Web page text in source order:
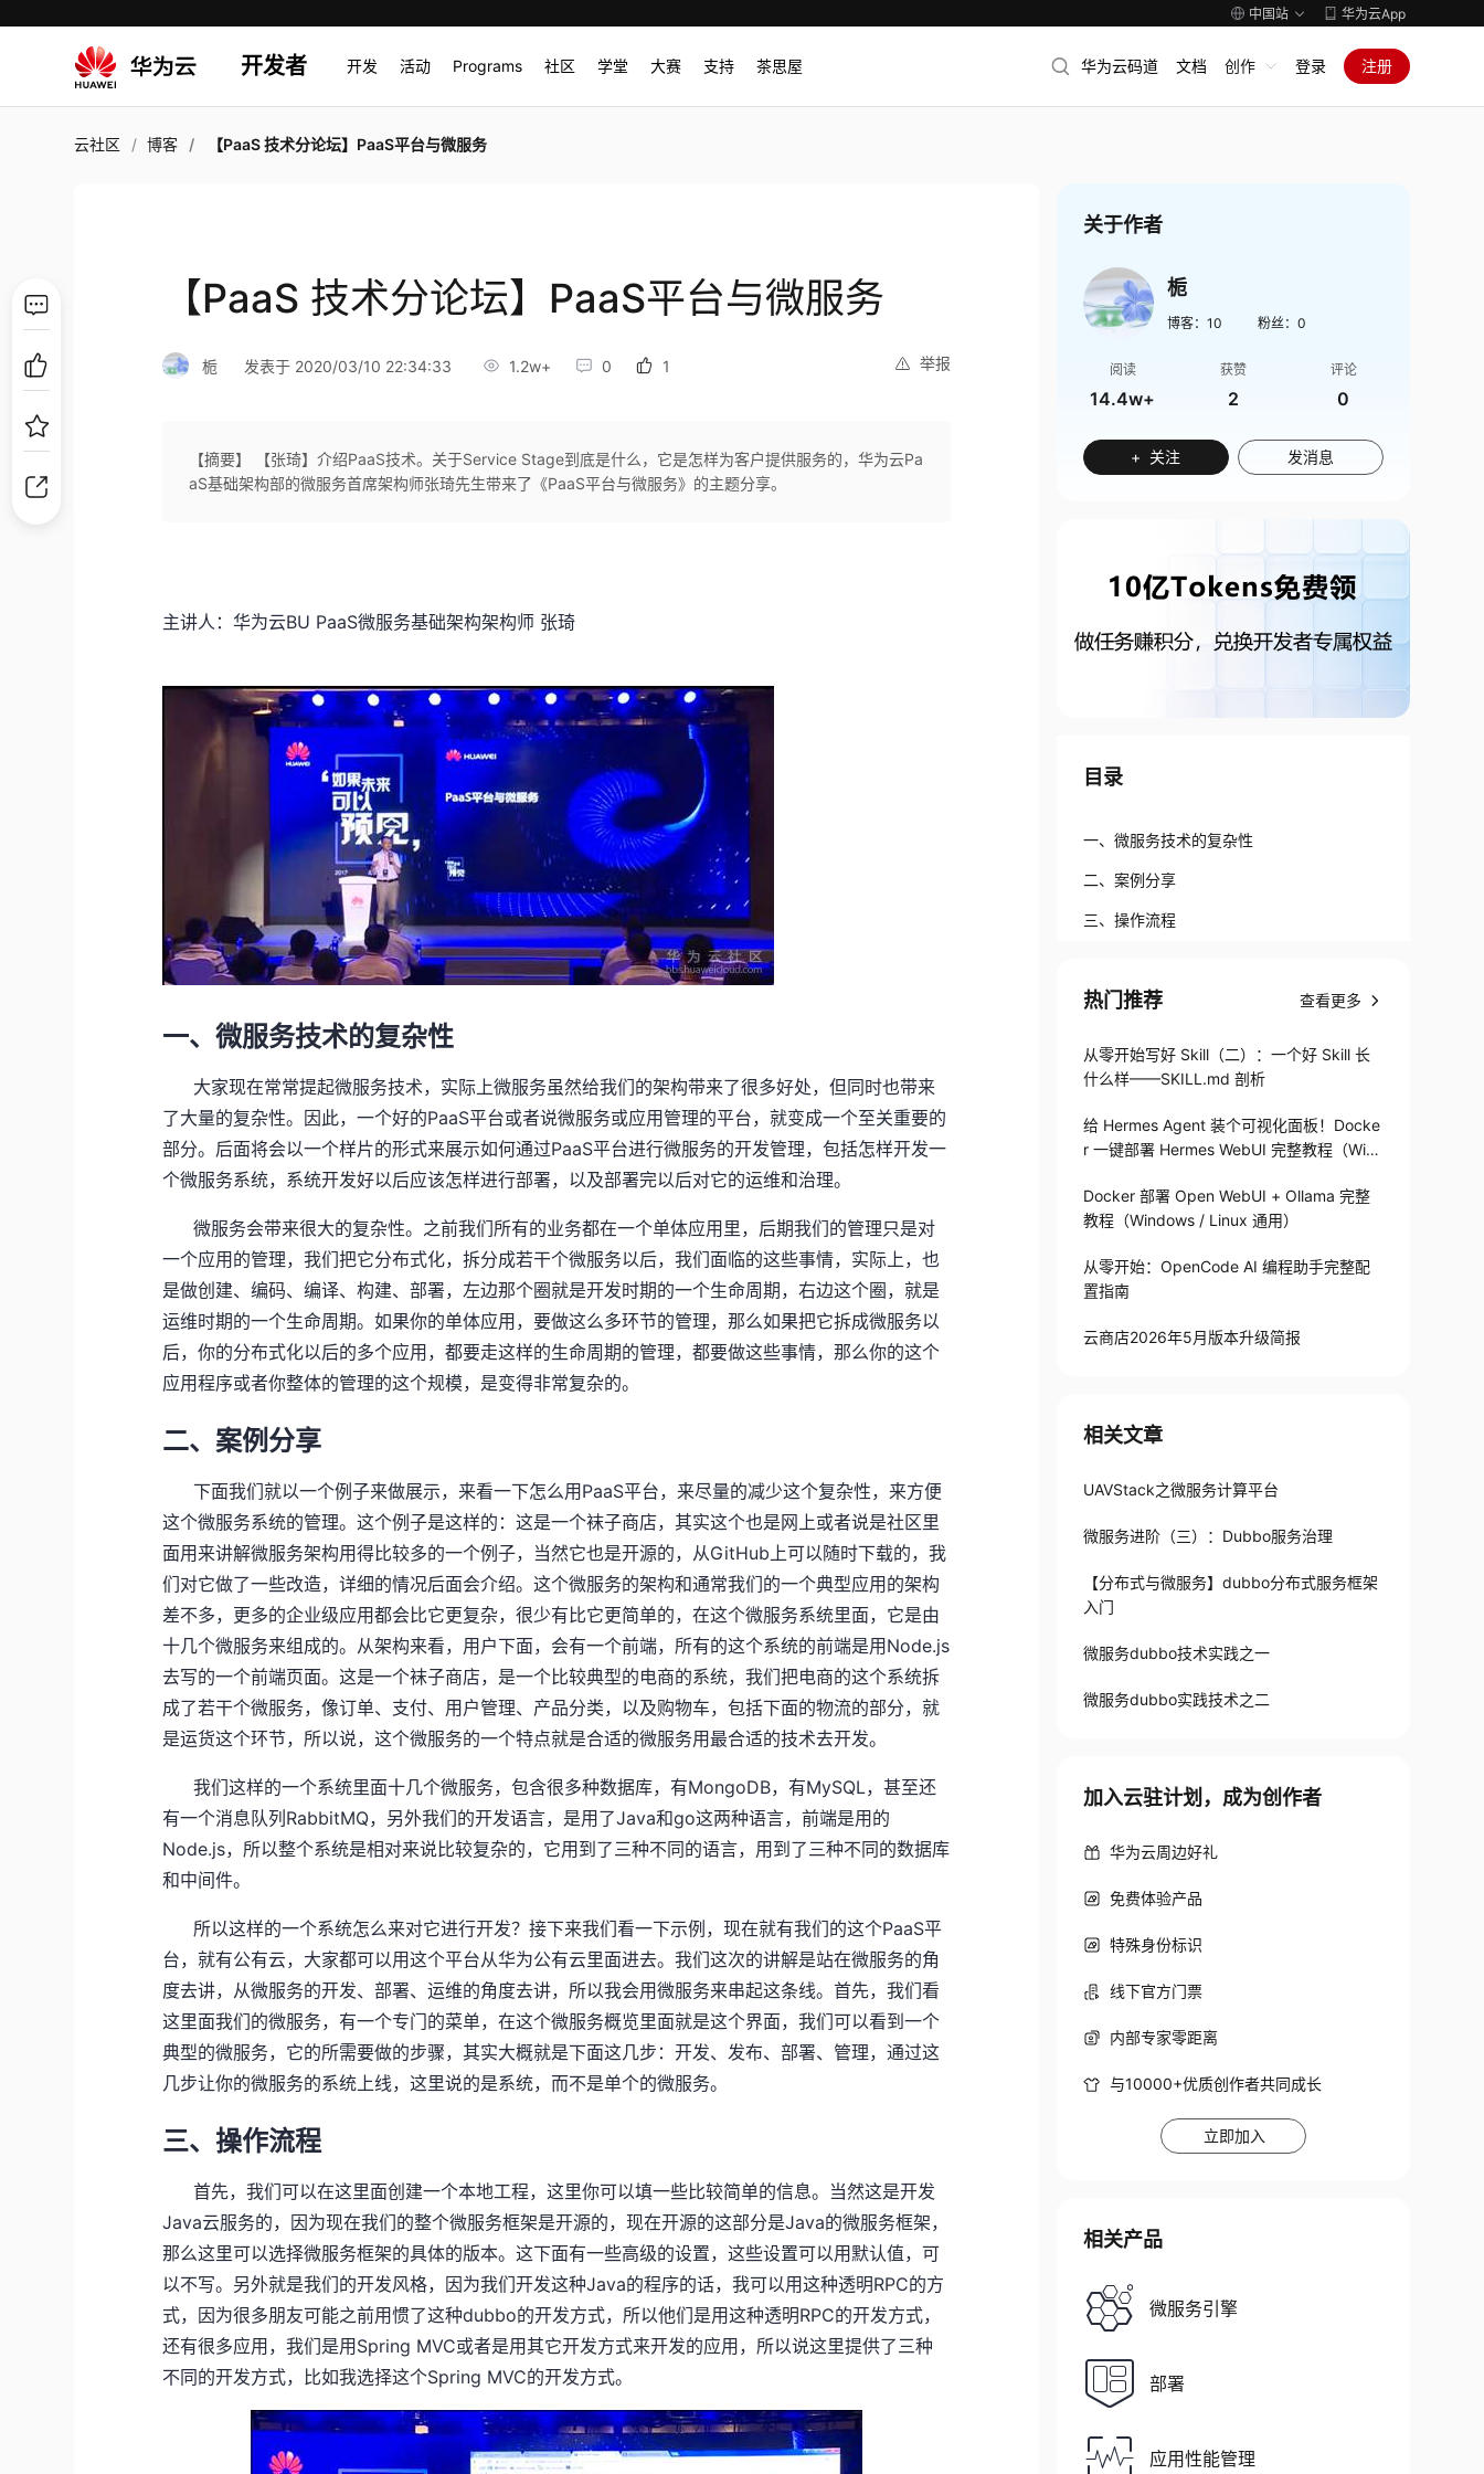
中国站 华为云App
开发者 开发 活动 Programs 社区 学堂 大赛 支持 茶思屋 华为云码道 文档 创作 登录 注册
云社区 博客 【PaaS 技术分论坛】PaaS平台与微服务
【PaaS 技术分论坛】PaaS平台与微服务
举报
栀 发表于 2020/03/10 22:34:33 1.2w+ 0 1
【摘要】 【张琦】介绍PaaS技术。关于Service Stage到底是什么，它是怎样为客户提供服务的，华为云Pa
aS基础架构部的微服务首席架构师张琦先生带来了《PaaS平台与微服务》的主题分享。
主讲人：华为云BU PaaS微服务基础架构架构师 张琦
一、微服务技术的复杂性
大家现在常常提起微服务技术，实际上微服务虽然给我们的架构带来了很多好处，但同时也带来
了大量的复杂性。因此，一个好的PaaS平台或者说微服务或应用管理的平台，就变成一个至关重要的
部分。后面将会以一个样片的形式来展示如何通过PaaS平台进行微服务的开发管理，包括怎样开发一
个微服务系统，系统开发好以后应该怎样进行部署，以及部署完以后对它的运维和治理。
微服务会带来很大的复杂性。之前我们所有的业务都在一个单体应用里，后期我们的管理只是对
一个应用的管理，我们把它分布式化，拆分成若干个微服务以后，我们面临的这些事情，实际上，也
是做创建、编码、编译、构建、部署，左边那个圈就是开发时期的一个生命周期，右边这个圈，就是
运维时期的一个生命周期。如果你的单体应用，要做这么多环节的管理，那么如果把它拆成微服务以
后，你的分布式化以后的多个应用，都要走这样的生命周期的管理，都要做这些事情，那么你的这个
应用程序或者你整体的管理的这个规模，是变得非常复杂的。
二、案例分享
下面我们就以一个例子来做展示，来看一下怎么用PaaS平台，来尽量的减少这个复杂性，来方便
这个微服务系统的管理。这个例子是这样的：这是一个袜子商店，其实这个也是网上或者说是社区里
面用来讲解微服务架构用得比较多的一个例子，当然它也是开源的，从GitHub上可以随时下载的，我
们对它做了一些改造，详细的情况后面会介绍。这个微服务的架构和通常我们的一个典型应用的架构
差不多，更多的企业级应用都会比它更复杂，很少有比它更简单的，在这个微服务系统里面，它是由
十几个微服务来组成的。从架构来看，用户下面，会有一个前端，所有的这个系统的前端是用Node.js
去写的一个前端页面。这是一个袜子商店，是一个比较典型的电商的系统，我们把电商的这个系统拆
成了若干个微服务，像订单、支付、用户管理、产品分类，以及购物车，包括下面的物流的部分，就
是运货这个环节，所以说，这个微服务的一个特点就是合适的微服务用最合适的技术去开发。
我们这样的一个系统里面十几个微服务，包含很多种数据库，有MongoDB，有MySQL，甚至还
有一个消息队列RabbitMQ，另外我们的开发语言，是用了Java和go这两种语言，前端是用的
Node.js，所以整个系统是相对来说比较复杂的，它用到了三种不同的语言，用到了三种不同的数据库
和中间件。
所以这样的一个系统怎么来对它进行开发？接下来我们看一下示例，现在就有我们的这个PaaS平
台，就有公有云，大家都可以用这个平台从华为公有云里面进去。我们这次的讲解是站在微服务的角
度去讲，从微服务的开发、部署、运维的角度去讲，所以我会用微服务来串起这条线。首先，我们看
这里面我们的微服务，有一个专门的菜单，在这个微服务概览里面就是这个界面，我们可以看到一个
典型的微服务，它的所需要做的步骤，其实大概就是下面这几步：开发、发布、部署、管理，通过这
几步让你的微服务的系统上线，这里说的是系统，而不是单个的微服务。
三、操作流程
首先，我们可以在这里面创建一个本地工程，这里你可以填一些比较简单的信息。当然这是开发
Java云服务的，因为现在我们的整个微服务框架是开源的，现在开源的这部分是Java的微服务框架，
那么这里可以选择微服务框架的具体的版本。这下面有一些高级的设置，这些设置可以用默认值，可
以不写。另外就是我们的开发风格，因为我们开发这种Java的程序的话，我可以用这种透明RPC的方
式，因为很多朋友可能之前用惯了这种dubbo的开发方式，所以他们是用这种透明RPC的开发方式，
还有很多应用，我们是用Spring MVC或者是用其它开发方式来开发的应用，所以说这里提供了三种
不同的开发方式，比如我选择这个Spring MVC的开发方式。
关于作者
栀
博客： 10 粉丝： 0
阅读
14.4w+
获赞
2
评论
0
+ 关注 发消息
目录
一、微服务技术的复杂性
二、案例分享
三、操作流程
热门推荐 查看更多
从零开始写好 Skill（二）：一个好 Skill 长
什么样——SKILL.md 剖析
给 Hermes Agent 装个可视化面板！Docke
r 一键部署 Hermes WebUI 完整教程（Win
Docker 部署 Open WebUI + Ollama 完整
教程（Windows / Linux 通用）
从零开始：OpenCode AI 编程助手完整配
置指南
云商店2026年5月版本升级简报
相关文章
UAVStack之微服务计算平台
微服务进阶（三）：Dubbo服务治理
【分布式与微服务】dubbo分布式服务框架
入门
微服务dubbo技术实践之一
微服务dubbo实践技术之二
加入云驻计划，成为创作者
华为云周边好礼
免费体验产品
特殊身份标识
线下官方门票
内部专家零距离
与10000+优质创作者共同成长
立即加入
相关产品
微服务引擎
部署
应用性能管理